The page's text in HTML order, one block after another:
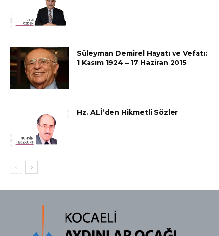
Süleyman Demirel Hayatı ve Vefatı:
1 Kasım 1924 – 17 Haziran 2015
Hz. ALİ’den Hikmetli Sözler